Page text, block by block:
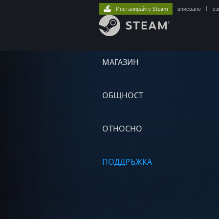
МАГАЗИН
ОБЩНОСТ
ОТНОСНО
ПОДДРЪЖКА
Инсталирайте Steam вписване